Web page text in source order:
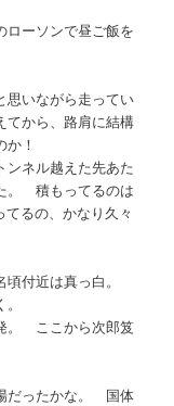
ローソンで昼ご飯を
思いながら走ってい
てから、路肩に結構
！
ネル越えた先あた
。 積もってるのは
るの、かなり久々
頃付近は真っ白。
。 ここから次郎笈
だったかな。 国体